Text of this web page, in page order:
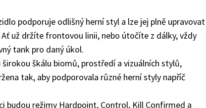
podporuje odlišný herní styl a lze jej plně upravovat
už držíte frontovou linii, nebo útočíte z dálky, vždy
tank pro daný úkol.
škálu biomů, prostředí a vizuálních stylů,
tak, aby podporovala různé herní styly napříč
budou režimy Hardpoint, Control, Kill Confirmed a